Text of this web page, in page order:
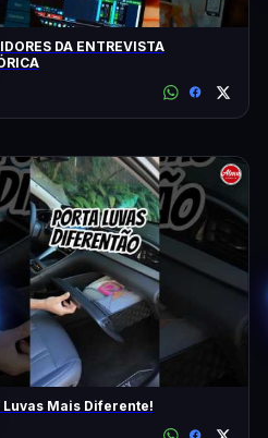
DA ENTREVISTA
Luvas Mais Diferente!